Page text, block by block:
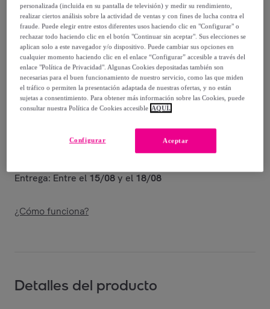
-52%
Vendido porConguitos and B&W
Entrega
Gratis desde 50 € de compra
Entrega: Entre el 15/08y el 18/08
¿Cómo funciona?
Detalles del producto
personalizada (incluida en su pantalla de televisión) y medir su rendimiento,
realizar ciertos análisis sobre la actividad de ventas y con fines de lucha contra el
fraude. Puede elegir entre estos diferentes usos haciendo clic en "Configurar" o
rechazar todo haciendo clic en el botón "Continuar sin aceptar". Sus elecciones se
aplican solo a este navegador y/o dispositivo. Puede cambiar sus opciones en
cualquier momento haciendo clic en el enlace “Configurar” accesible a través del
enlace "Política de Privacidad". Algunas Cookies depositadas también son
necesarias para el buen funcionamiento de nuestro servicio, como las que miden
el tráfico o permiten la presentación adaptada de nuestras ofertas, y no están
sujetas a consentimiento. Para obtener más información sobre las Cookies, puede
consultar nuestra Política de Cookies accesible AQUÍ.
Aceptar
Configurar